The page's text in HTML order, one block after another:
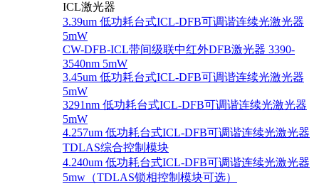
ICL激光器
3.39um 低功耗台式ICL-DFB可调谐连续光激光器
5mW
CW-DFB-ICL带间级联中红外DFB激光器 3390-
3540nm 5mW
3.45um 低功耗台式ICL-DFB可调谐连续光激光器
5mW
3291nm 低功耗台式ICL-DFB可调谐连续光激光器
5mW
4.257um 低功耗台式ICL-DFB可调谐连续光激光器
TDLAS综合控制模块
4.240um 低功耗台式ICL-DFB可调谐连续光激光器
5mw（TDLAS锁相控制模块可选）